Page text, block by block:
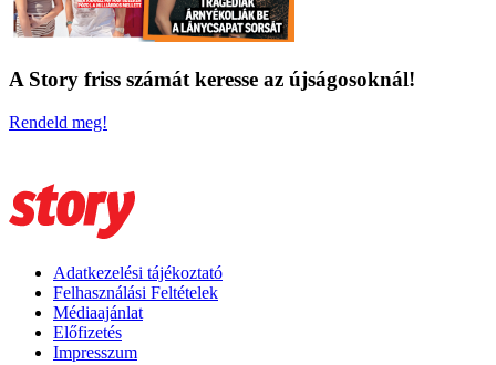
A Story friss számát keresse az újságosoknál!
Rendeld meg!
Adatkezelési tájékoztató
Felhasználási Feltételek
Médiaajánlat
Előfizetés
Impresszum